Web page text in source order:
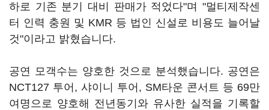
하로 기존 분기 대비 판매가 적었다"며 "멀티제작센
터 인력 충원 및 KMR 등 법인 신설로 비용도 늘어날
것"이라고 밝혔습니다.
공연 모객수는 양호한 것으로 분석했습니다. 공연은
NCT127 투어, 샤이니 투어, SM타운 콘서트 등 69만
여명으로 양호해 전년동기와 유사한 실적을 기록할